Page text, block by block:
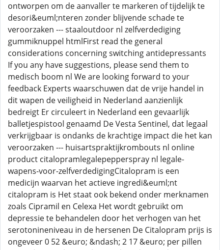
ontworpen om de aanvaller te markeren of tijdelijk te
desori&euml;nteren zonder blijvende schade te
veroorzaken --- staaloutdoor nl zelfverdediging
gummiknuppel htmlFirst read the general
considerations concerning switching antidepressants
If you any have suggestions, please send them to
medisch boom nl We are looking forward to your
feedback Experts waarschuwen dat de vrije handel in
dit wapen de veiligheid in Nederland aanzienlijk
bedreigt Er circuleert in Nederland een gevaarlijk
balletjespistool genaamd De Vesta Sentinel, dat legaal
verkrijgbaar is ondanks de krachtige impact die het kan
veroorzaken --- huisartspraktijkrombouts nl online
product citalopramlegalepepperspray nl legale-
wapens-voor-zelfverdedigingCitalopram is een
medicijn waarvan het actieve ingredi&euml;nt
citalopram is Het staat ook bekend onder merknamen
zoals Cipramil en Celexa Het wordt gebruikt om
depressie te behandelen door het verhogen van het
serotonineniveau in de hersenen De Citalopram prijs is
ongeveer 0 52 &euro; &ndash; 2 17 &euro; per pillen